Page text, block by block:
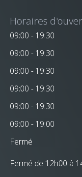
Horaires
09:00 - 19:30
09:00 - 19:30
09:00 - 19:30
09:00 - 19:30
09:00 - 19:30
09:00 - 19:00
Fermé
Fermé de 12h00 à